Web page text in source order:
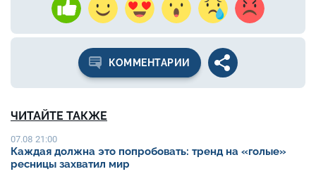
КОММЕНТАРИИ
ЧИТАЙТЕ ТАКЖЕ
07.08 21:00
Каждая должна это попробовать: тренд на «голые»
ресницы захватил мир